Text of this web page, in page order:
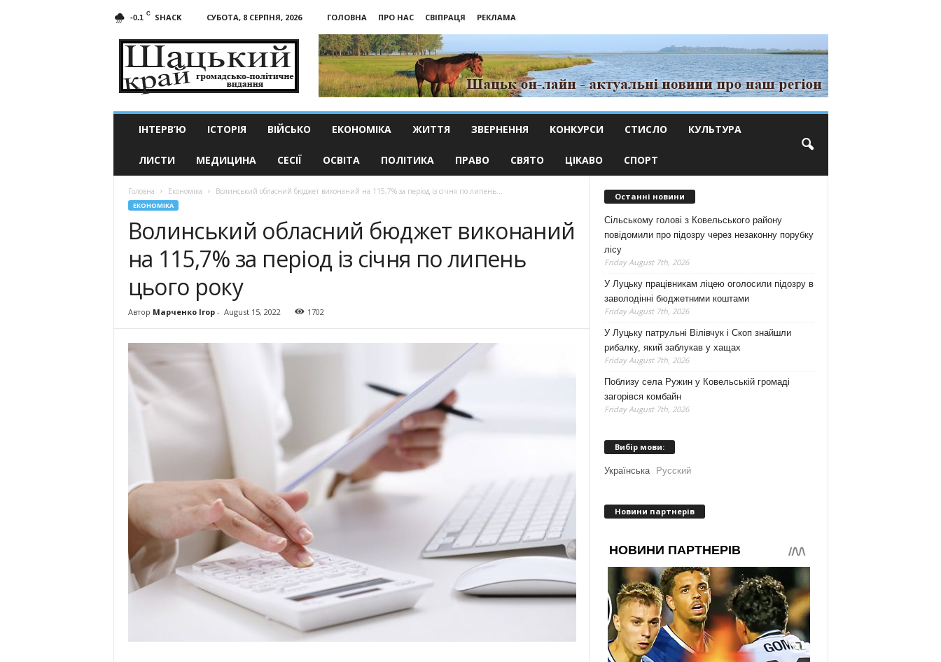
-0.1 C SHACK СУБОТА, 8 СЕРПНЯ, 2026 ГОЛОВНА ПРО НАС СВІПРАЦЯ
РЕКЛАМА
край
ІНТЕРВ’Ю ІСТОРІЯ ВІЙСЬКО ЕКОНОМІКА ЖИТТЯ ЗВЕРНЕННЯ КОНКУРСИ СТИСЛО КУЛЬТУРА
ЛИСТИ МЕДИЦИНА СЕСІЇ ОСВІТА ПОЛІТИКА ПРАВО СВЯТО ЦІКАВО СПОРТ
Головна Економіка Волинський обласний бюджет виконаний на 115,7% за період із січня по липень...
ЕКОНОМІКА
Волинський обласний бюджет виконаний
на 115,7% за період із січня по липень
цього року
Автор Марченко Ігор- August 15, 2022 1702
Останні новини
Сільському голові з Ковельського району
повідомили про підозру через незаконну порубку
лісу
Friday August 7th, 2026
У Луцьку працівникам ліцею оголосили підозру в
заволодінні бюджетними коштами
Friday August 7th, 2026
У Луцьку патрульні Вілівчук і Скоп знайшли
рибалку, який заблукав у хащах
Friday August 7th, 2026
Поблизу села Ружин у Ковельській громаді
загорівся комбайн
Friday August 7th, 2026
Вибір мови:
Українська Русский
Новини партнерів